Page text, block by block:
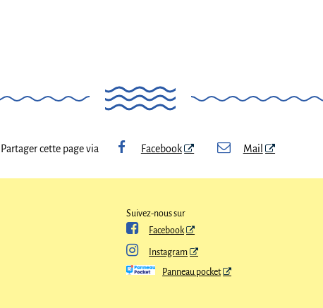
Partager cette page via Facebook Mail
Suivez-nous sur
 Facebook

Instagram
Panneau pocket